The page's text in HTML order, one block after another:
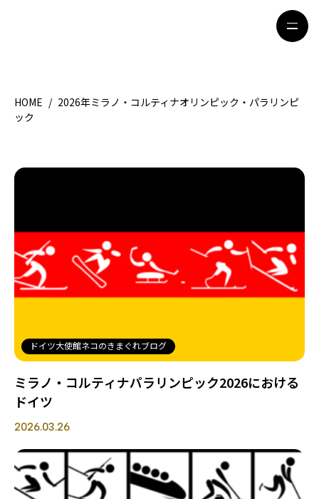
HOME
特集記事
観光ガイド
留学＆キャリア
著者一覧
ライター募集
HOME / 2026年ミラノ・コルティナオリンピック・パラリンピ
ック
ドイツ大使館ネコのきまぐれブログ
ミラノ・コルティナパラリンピック2026における
ドイツ
2026.03.26